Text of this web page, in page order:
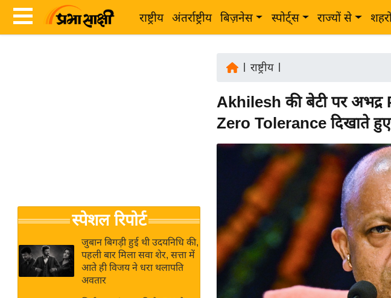
राष्ट्रीय अंतर्राष्ट्रीय बिज़नेस स्पोर्ट्स राज्यों से
Breaking
News in
Hindi
Hindi
जगत
राय
बजट
स्पेशल रिपोर्ट
जुबान बिगड़ी हुई थी उदयनिधि की,
पहली बार मिला सवा शेर, सत्ता में
आते ही विजय ने धरा थलापति
अवतार
राष्ट्रीय|
Akhilesh की बेटी पर
Zero Tolerance दिखाते हुए